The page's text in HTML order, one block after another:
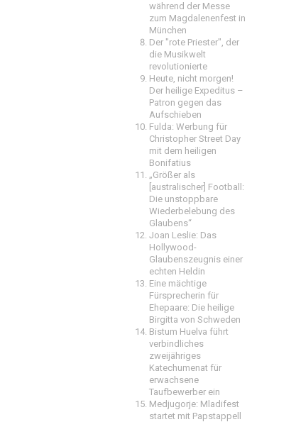
während der Messe
zum Magdalenenfest in
München
Der "rote Priester", der
die Musikwelt
revolutionierte
Heute, nicht morgen!
Der heilige Expeditus –
Patron gegen das
Aufschieben
Fulda: Werbung für
Christopher Street Day
mit dem heiligen
Bonifatius
„Größer als
[australischer] Football:
Die unstoppbare
Wiederbelebung des
Glaubens“
Joan Leslie: Das
Hollywood-
Glaubenszeugnis einer
echten Heldin
Eine mächtige
Fürsprecherin für
Ehepaare: Die heilige
Birgitta von Schweden
Bistum Huelva führt
verbindliches
zweijähriges
Katechumenat für
erwachsene
Taufbewerber ein
Medjugorje: Mladifest
startet mit Papstappell